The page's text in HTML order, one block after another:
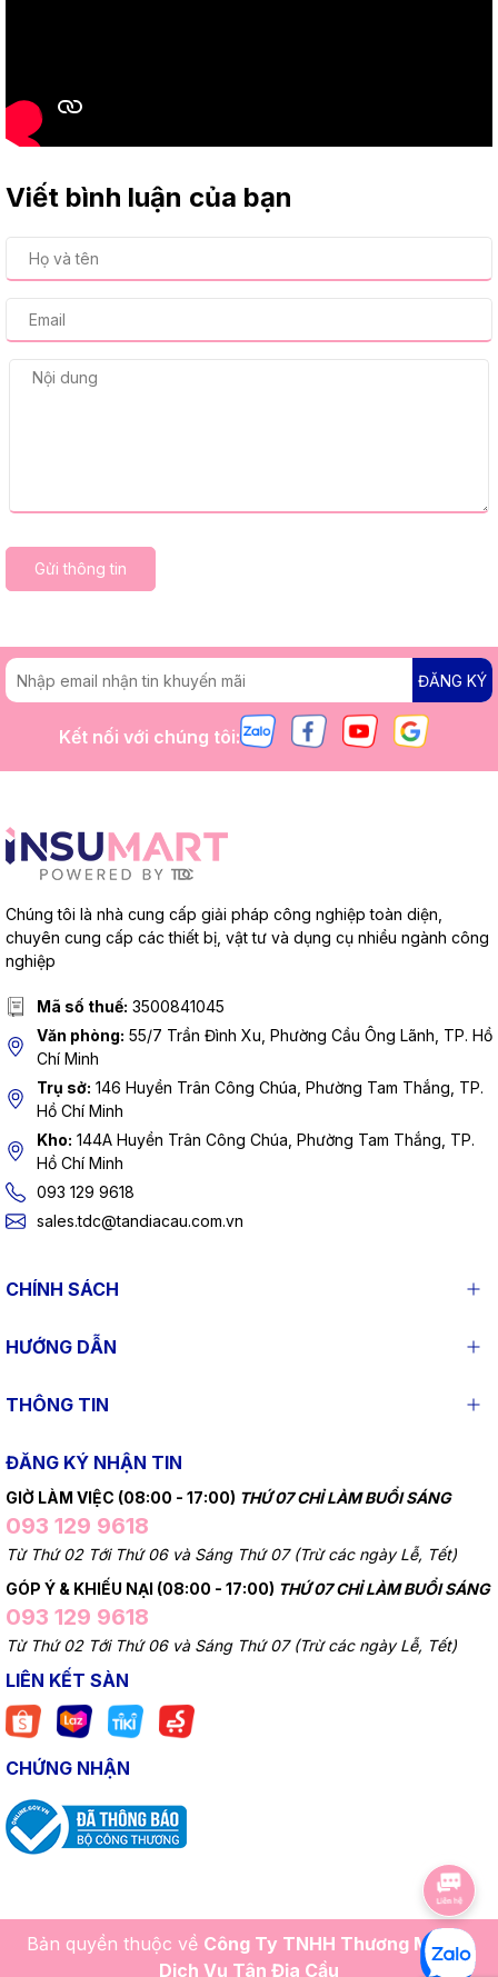
Viết bình luận của bạn
Gửi thông tin
ĐĂNG KÝ
Kết nối với chúng tôi:
Chúng tôi là nhà cung cấp giải pháp công nghiệp toàn diện,
chuyên cung cấp các thiết bị, vật tư và dụng cụ nhiều ngành công
nghiệp
Mã số thuế: 3500841045
Văn phòng: 55/7 Trần Đình Xu, Phường Cầu Ông Lãnh, TP. Hồ
Chí Minh
Trụ sở: 146 Huyền Trân Công Chúa, Phường Tam Thắng, TP.
Hồ Chí Minh
Kho: 144A Huyền Trân Công Chúa, Phường Tam Thắng, TP.
Hồ Chí Minh
093 129 9618
sales.tdc@tandiacau.com.vn
CHÍNH SÁCH
HƯỚNG DẪN
THÔNG TIN
ĐĂNG KÝ NHẬN TIN
GIỜ LÀM VIỆC (08:00 - 17:00) THỨ 07 CHỈ LÀM BUỔI SÁNG
093 129 9618
Từ Thứ 02 Tới Thứ 06 và Sáng Thứ 07 (Trừ các ngày Lễ, Tết)
GÓP Ý & KHIẾU NẠI (08:00 - 17:00) THỨ 07 CHỈ LÀM BUỔI SÁNG
093 129 9618
Từ Thứ 02 Tới Thứ 06 và Sáng Thứ 07 (Trừ các ngày Lễ, Tết)
LIÊN KẾT SÀN
CHỨNG NHẬN
Bản quyền thuộc về Công Ty TNHH Thương Mại Và
Dịch Vụ Tân Địa Cầu